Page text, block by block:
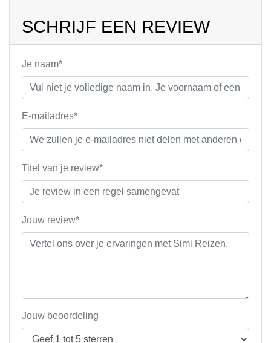
SCHRIJF EEN REVIEW
Je naam*
E-mailadres*
Titel van je review*
Jouw review*
Jouw beoordeling